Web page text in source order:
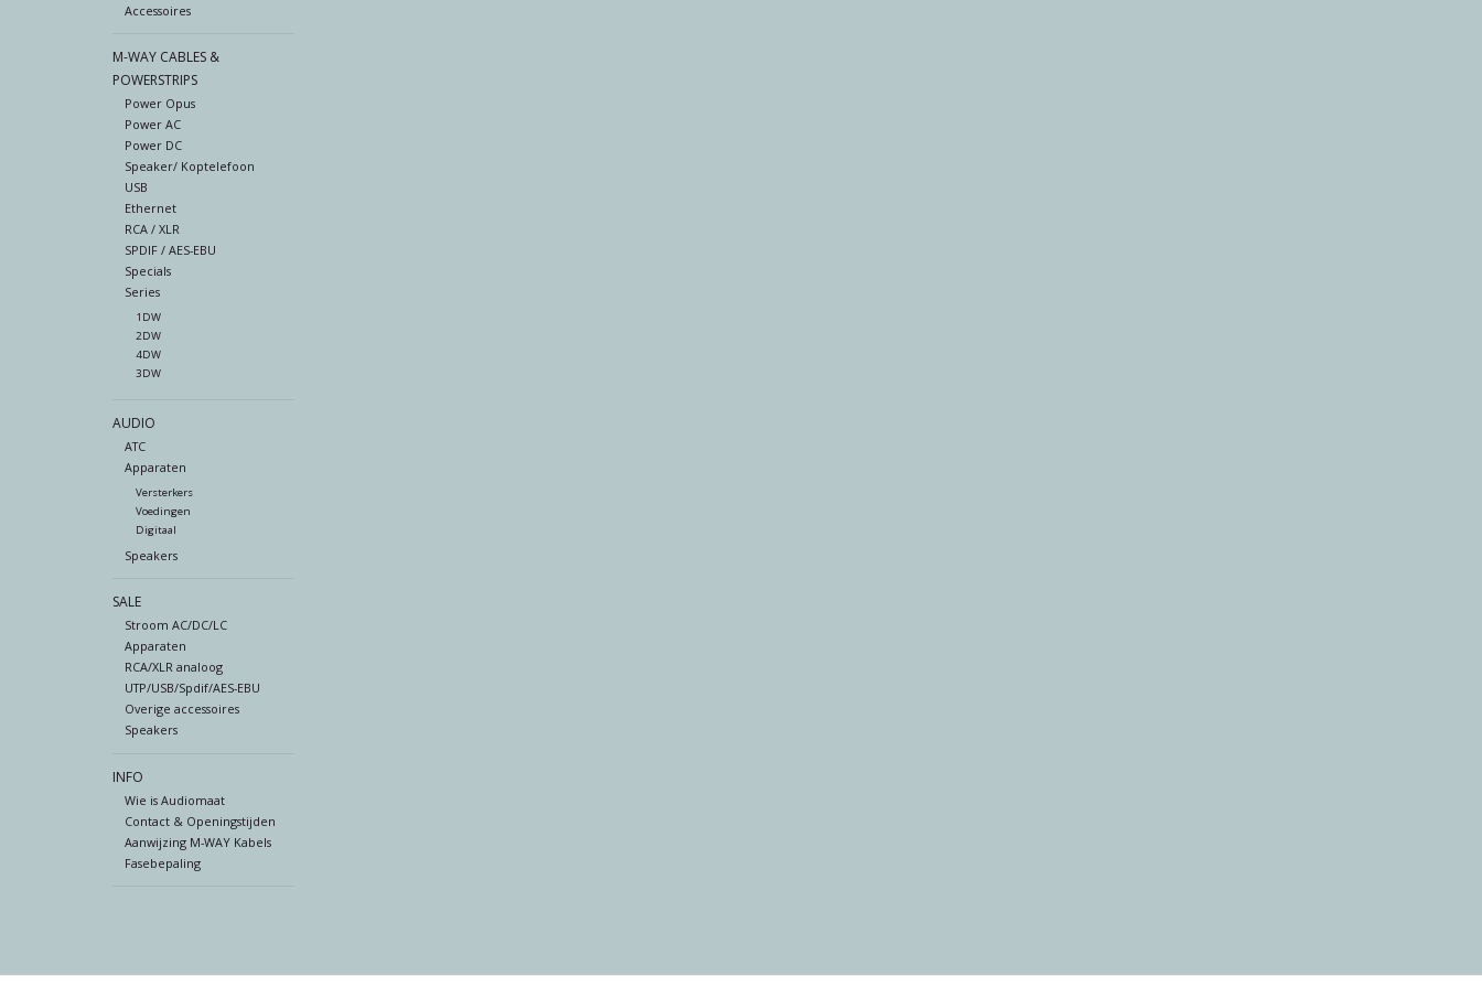
Accessoires
M-WAY CABLES &
POWERSTRIPS
Power Opus
Power AC
Power DC
Speaker/ Koptelefoon
USB
Ethernet
RCA / XLR
SPDIF / AES-EBU
Specials
Series
1DW
2DW
4DW
3DW
AUDIO
ATC
Apparaten
Versterkers
Voedingen
Digitaal
Speakers
SALE
Stroom AC/DC/LC
Apparaten
RCA/XLR analoog
UTP/USB/Spdif/AES-EBU
Overige accessoires
Speakers
INFO
Wie is Audiomaat
Contact & Openingstijden
Aanwijzing M-WAY Kabels
Fasebepaling